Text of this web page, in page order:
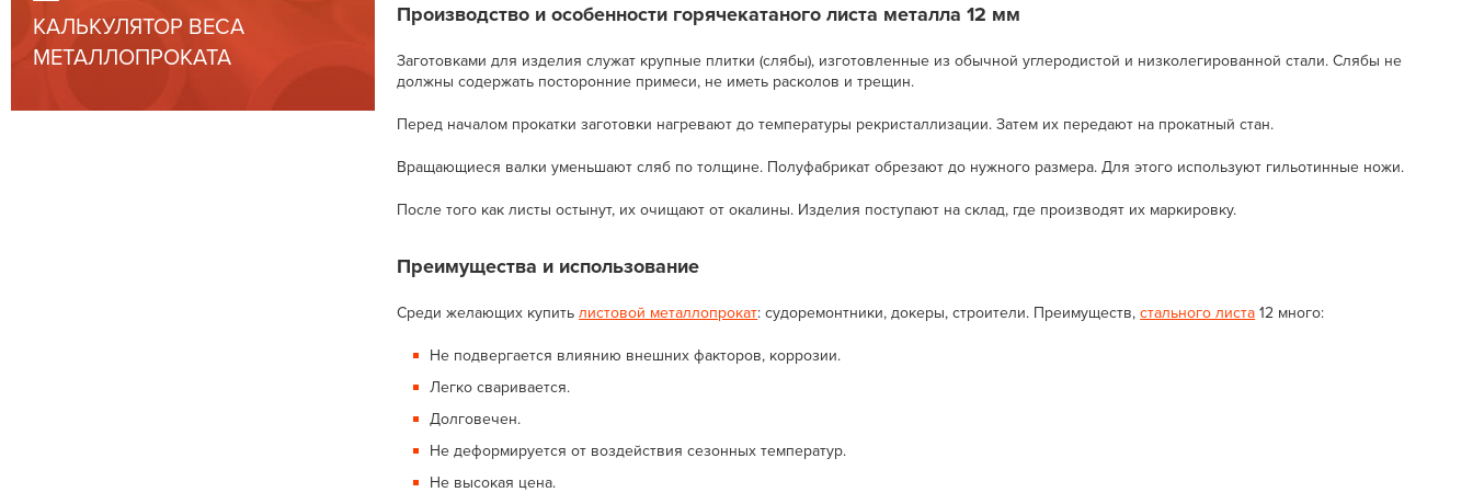
КАЛЬКУЛЯТОР ВЕСА
МЕТАЛЛОПРОКАТА
Производство и особенности горячекатаного листа металла 12 мм
Заготовками для изделия служат крупные плитки (слябы), изготовленные из обычной углеродистой и низколегированной стали. Слябы не
должны содержать посторонние примеси, не иметь расколов и трещин.
Перед началом прокатки заготовки нагревают до температуры рекристаллизации. Затем их передают на прокатный стан.
Вращающиеся валки уменьшают сляб по толщине. Полуфабрикат обрезают до нужного размера. Для этого используют гильотинные ножи.
После того как листы остынут, их очищают от окалины. Изделия поступают на склад, где производят их маркировку.
Преимущества и использование
Среди желающих купитьлистовой металлопрокат: судоремонтники, докеры, строители. Преимуществ,стального листа 12 много:
Не подвергается влиянию внешних факторов, коррозии.
Легко сваривается.
Долговечен.
Не деформируется от воздействия сезонных температур.
Не высокая цена.